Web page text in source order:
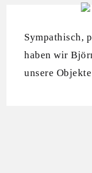
Sympathisch,
haben wir
unsere